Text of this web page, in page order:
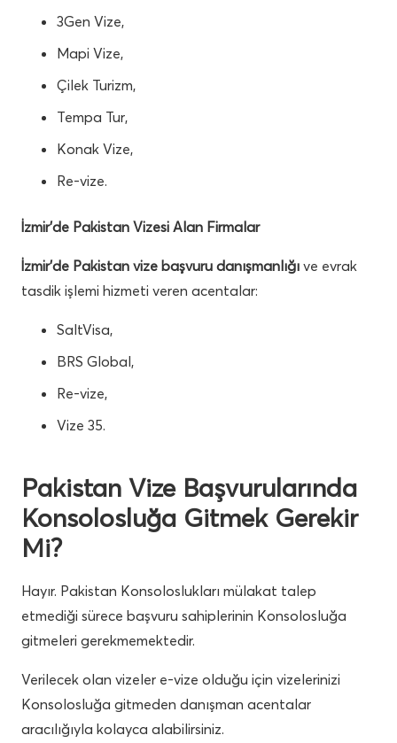
3Gen Vize,
Mapi Vize,
Çilek Turizm,
Tempa Tur,
Konak Vize,
Re-vize.
İzmir’de Pakistan Vizesi Alan Firmalar
İzmir’de Pakistan vize başvuru danışmanlığı ve evrak
tasdik işlemi hizmeti veren acentalar:
SaltVisa,
BRS Global,
Re-vize,
Vize 35.
Pakistan Vize Başvurularında
Konsolosluğa Gitmek Gerekir
Mi?
Hayır. Pakistan Konsoloslukları mülakat talep
etmediği sürece başvuru sahiplerinin Konsolosluğa
gitmeleri gerekmemektedir.
Verilecek olan vizeler e-vize olduğu için vizelerinizi
Konsolosluğa gitmeden danışman acentalar
aracılığıyla kolayca alabilirsiniz.